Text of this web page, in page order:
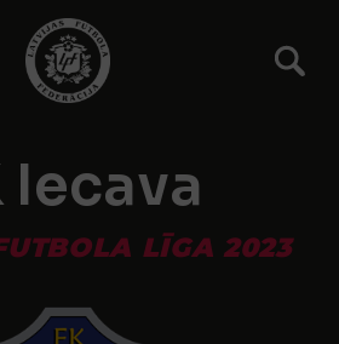
Iecava
LĪGA 2023